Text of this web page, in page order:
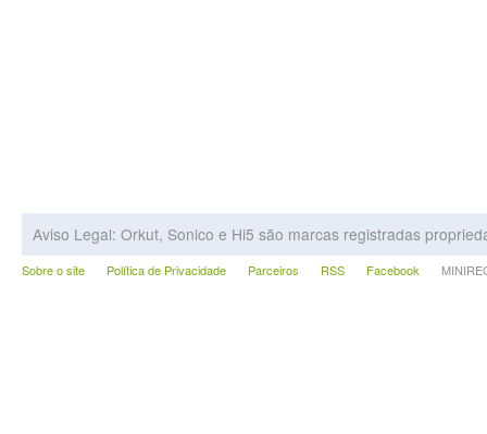
Aviso Legal: Orkut, Sonico e Hi5 são marcas registradas
Sobre o site Política de Privacidade Parceiros RSS Facebook